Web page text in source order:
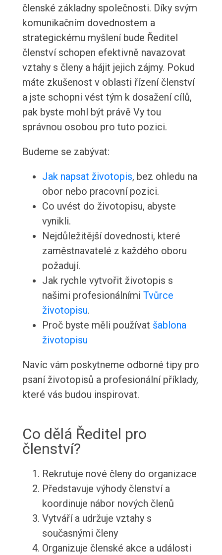
členské základny společnosti. Díky svým
komunikačním dovednostem a
strategickému myšlení bude Ředitel
členství schopen efektivně navazovat
vztahy s členy a hájit jejich zájmy. Pokud
máte zkušenost v oblasti řízení členství
a jste schopni vést tým k dosažení cílů,
pak byste mohl být právě Vy tou
správnou osobou pro tuto pozici.
Budeme se zabývat:
Jak napsat životopis, bez ohledu na
obor nebo pracovní pozici.
Co uvést do životopisu, abyste
vynikli.
Nejdůležitější dovednosti, které
zaměstnavatelé z každého oboru
požadují.
Jak rychle vytvořit životopis s
našimi profesionálními Tvůrce
životopisu.
Proč byste měli používat šablona
životopisu
Navíc vám poskytneme odborné tipy pro
psaní životopisů a profesionální příklady,
které vás budou inspirovat.
Co dělá Ředitel pro
členství?
Rekrutuje nové členy do organizace
Představuje výhody členství a
koordinuje nábor nových členů
Vytváří a udržuje vztahy s
současnými členy
Organizuje členské akce a události